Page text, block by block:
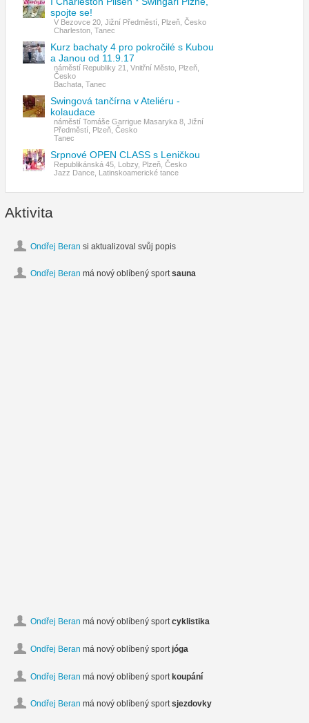
spojte se!
V Bezovce 20, Jižní Předměstí, Plzeň, Česko
Charleston, Tanec
Kurz bachaty 4 pro pokročilé s Kubou
a Janou od 11.9.17
náměstí Republiky 21, Vnitřní Město, Plzeň,
Česko
Bachata, Tanec
Swingová tančírna v Ateliéru -
kolaudace
náměstí Tomáše Garrigue Masaryka 8, Jižní
Předměstí, Plzeň, Česko
Tanec
Srpnové OPEN CLASS s Leničkou
Republikánská 45, Lobzy, Plzeň, Česko
Jazz Dance, Latinskoamerické tance
Aktivita
Ondřej Beran si aktualizoval svůj popis
Ondřej Beran má nový oblíbený sportsauna
Ondřej Beran má nový oblíbený sportcyklistika
Ondřej Beran má nový oblíbený sportjóga
Ondřej Beran má nový oblíbený sport koupání
Ondřej Beran má nový oblíbený sportsjezdovky